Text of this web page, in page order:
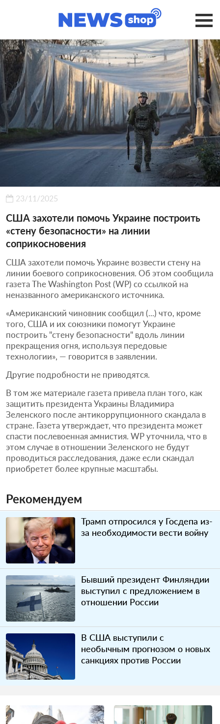
23/11/2025
США захотели помочь Украине построить
«стену безопасности» на линии
соприкосновения
США захотели помочь Украине возвести стену на
линии боевого соприкосновения. Об этом сообщила
газета The Washington Post (WP) со ссылкой на
неназванного американского источника.
«Американский чиновник сообщил (...) что, кроме
того, США и их союзники помогут Украине
построить "стену безопасности" вдоль линии
прекращения огня, используя передовые
технологии», — говорится в заявлении.
Другие подробности не приводятся.
В том же материале газета привела план того, как
защитить президента Украины Владимира
Зеленского после антикоррупционного скандала в
стране. Газета утверждает, что президента может
спасти послевоенная амнистия. WP уточнила, что в
этом случае в отношении Зеленского не будут
проводиться расследования, даже если скандал
приобретет более крупные масштабы.
Рекомендуем
Трамп отпросился у Госдепа из-
за необходимости вести войну
Бывший президент Финляндии
выступил с предложением в
отношении России
В США выступили с
необычным прогнозом о новых
санкциях против России